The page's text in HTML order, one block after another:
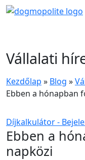
Vállalati
Kezdőlap » Blog »
Ebben a hónapban
Díjkalkulátor -
Ebben a
napközi